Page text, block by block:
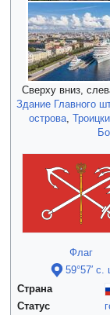
Сверху вниз,
Здание Главного
острова,
Флаг
59°57′ с.
Страна
Статус